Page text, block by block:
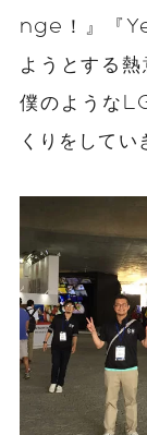
nge！』『
ようとする
僕のような
くりをしてい